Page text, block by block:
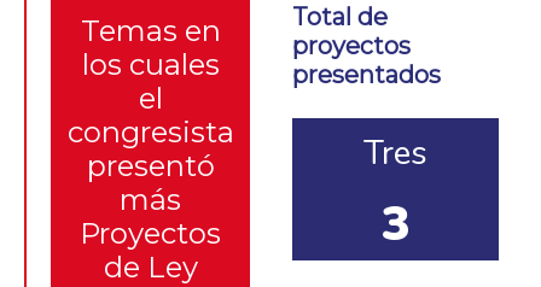
Temas en
los cuales
el
congresista
presentó
más
Proyectos
de Ley
Total de
proyectos
presentados
Tres
3